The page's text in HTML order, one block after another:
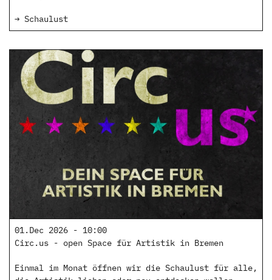
→ Schaulust
01.Dec 2026 - 10:00
Circ.us - open Space für Artistik in Bremen
Einmal im Monat öffnen wir die Schaulust für alle,